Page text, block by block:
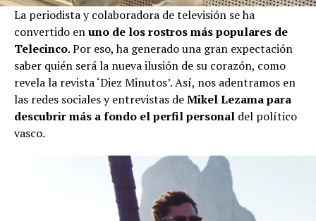
La periodista y colaboradora de televisión se ha
convertido enuno de los rostros más populares de
Telecinco. Por eso, ha generado una gran expectación
saber quién será la nueva ilusión de su corazón, como
revela la revista ‘Diez Minutos’. Así, nos adentramos en
las redes sociales y entrevistas deMikel Lezama para
descubrir más a fondo el perfil personal del político
vasco.